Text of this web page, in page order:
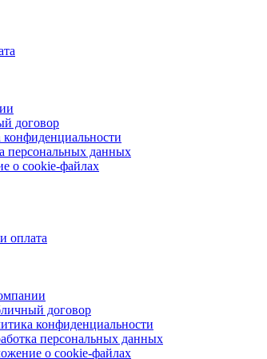
договор
персональных данных
о cookie-файлах
оплата
договор
конфиденциальности
персональных данных
о cookie-файлах